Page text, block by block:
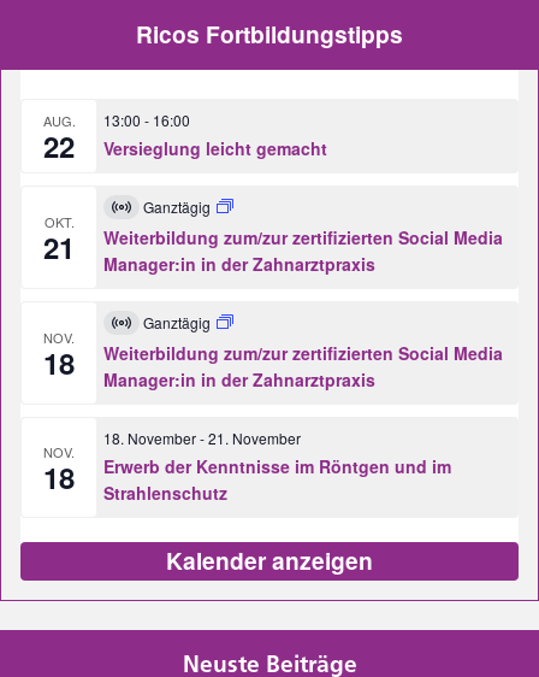
Ricos Fortbildungstipps
AUG.
22
13:00 - 16:00
Versieglung leicht gemacht
OKT.
21
Virtuell
Veranstaltung
Ganztägig
Weiterbildung zum/zur zertifizierten Social Media
Manager:in in der Zahnarztpraxis
NOV.
18
Virtuell
Veranstaltung
Ganztägig
Weiterbildung zum/zur zertifizierten Social Media
Manager:in in der Zahnarztpraxis
NOV.
18
18. November-21. November
Erwerb der Kenntnisse im Röntgen und im
Strahlenschutz
Kalender anzeigen
Neuste Beiträge